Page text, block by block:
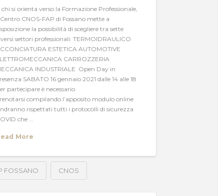
chi si orienta verso la Formazione Professionale,
CNOS-FAP di Fossano mette a
la possibilità di scegliere tra sette
settori professionali: TERMOIDRAULICO
ESTETICA AUTOMOTIVE
CARROZZERIA
INDUSTRIALE Open Day in
SABATO 16 gennaio 2021 dalle 14 alle 18
partecipare è necessario
compilando l’apposito modulo online
rispettati tutti i protocolli di sicurezza
che …
More
FOSSANO CNOS